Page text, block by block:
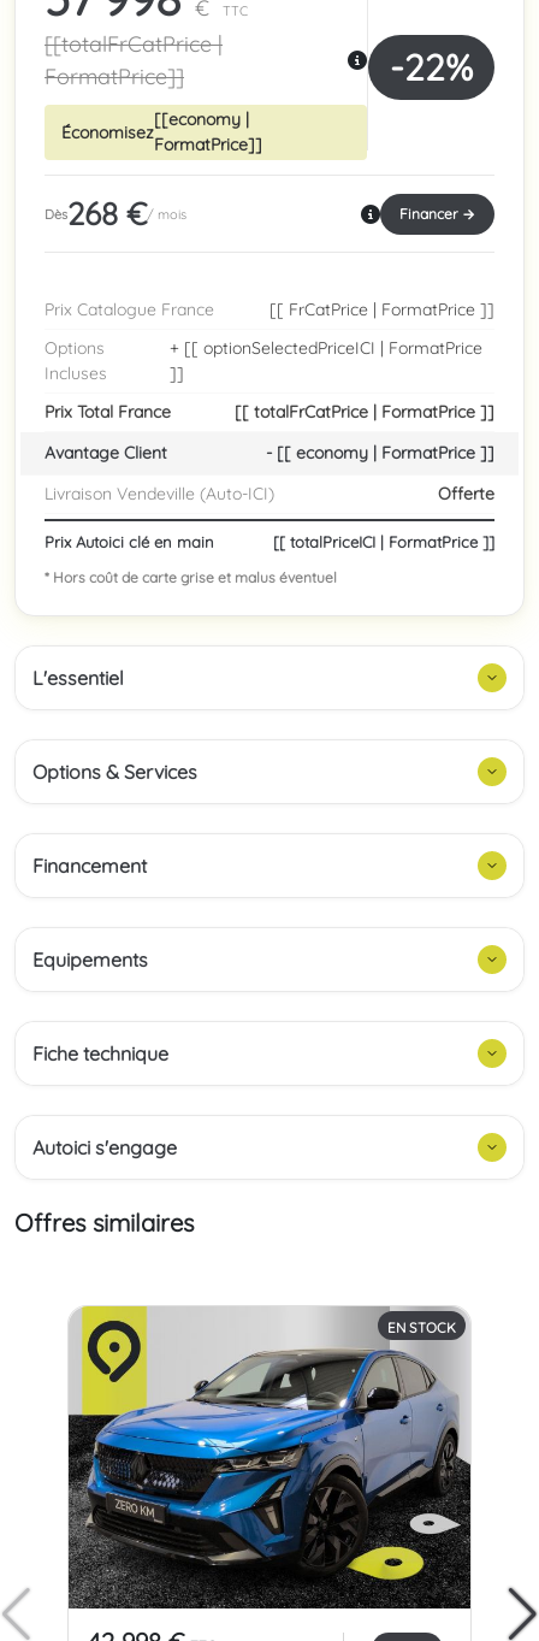
€ TTC
[[totalFrCatPrice |
FormatPrice]]
Économisez
[[economy |
FormatPrice]]
-22%
Dès268 €/ mois Financer →
Prix Catalogue France
[[ FrCatPrice | FormatPrice ]]
Options
Incluses
+ [[ optionSelectedPriceICI | FormatPrice
]]
Prix Total France
[[ totalFrCatPrice | FormatPrice ]]
Avantage Client
- [[ economy | FormatPrice ]]
Livraison Vendeville (Auto-ICI)
Offerte
Prix Autoici clé en main [[ totalPriceICI | FormatPrice ]]
* Hors coût de carte grise et malus éventuel
L'essentiel
Options & Services
Financement
Equipements
Fiche technique
Autoici s'engage
Offres similaires
EN STOCK